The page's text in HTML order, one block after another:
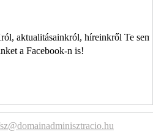
aktualitásainkról, híreinkről Te
a Facebook-n is!